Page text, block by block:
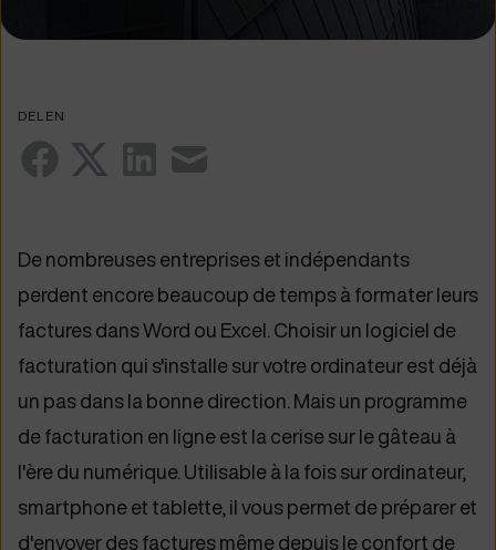
DELEN
De nombreuses entreprises et indépendants
perdent encore beaucoup de temps à formater leurs
factures dans Word ou Excel. Choisir un logiciel de
facturation qui s'installe sur votre ordinateur est déjà
un pas dans la bonne direction. Mais un programme
de facturation en ligne est la cerise sur le gâteau à
l'ère du numérique. Utilisable à la fois sur ordinateur,
smartphone et tablette, il vous permet de préparer et
d'envoyer des factures même depuis le confort de